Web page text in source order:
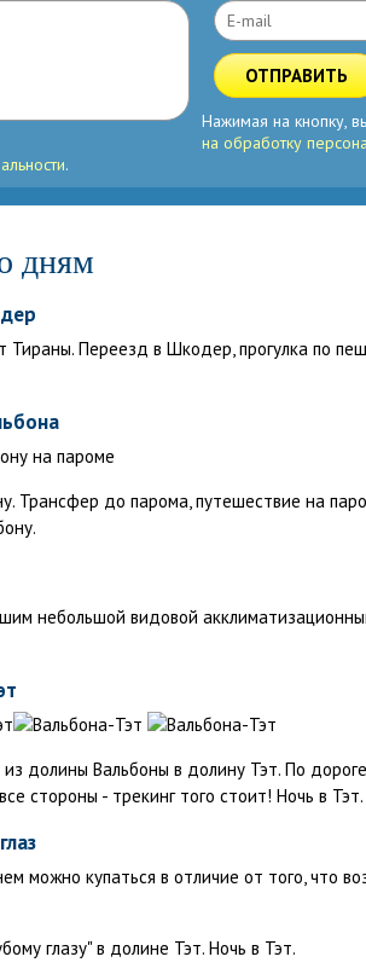
ОТПРАВИТЬ
Нажимая на кнопку,
на обработку
.
дням
Тираны. Переезд в Шкодер, прогулка по
Трансфер до парома, путешествие на
небольшой видовой
долины Вальбоны в долину Тэт. По
стороны - трекинг того стоит! Ночь в Тэт.
глазу" в долине Тэт. Ночь в Тэт.